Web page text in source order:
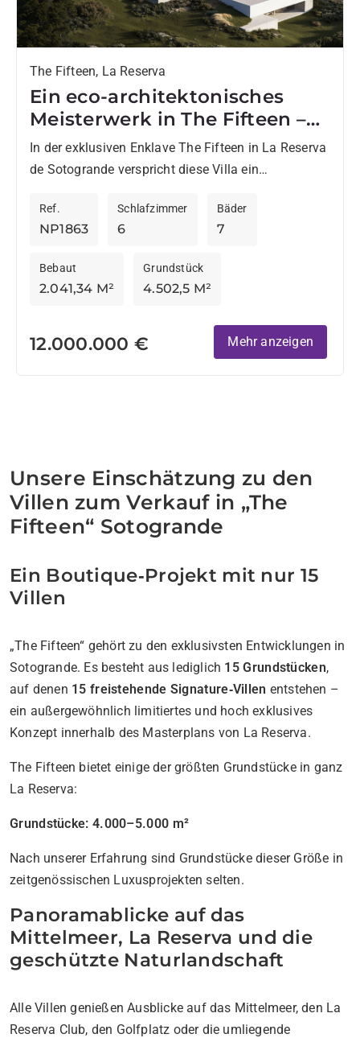
The Fifteen, La Reserva
Ein eco-architektonisches
Meisterwerk in The Fifteen –
La Reserva de Sotogrande
In der exklusiven Enklave The Fifteen in La Reserva
de Sotogrande verspricht diese Villa ein
der Costa del...
NP1863
Ref.
6
Schlafzimmer
7
Bäder
2.041,34 M²
Bebaut
4.502,5 M²
Grundstück
12.000.000 € Mehr anzeigen
Unsere Einschätzung zu den
Villen zum Verkauf in „The
Fifteen“ Sotogrande
Ein Boutique‑Projekt mit nur 15
Villen
„The Fifteen“ gehört zu den exklusivsten Entwicklungen in
Sotogrande. Es besteht aus lediglich 15 Grundstücken,
auf denen 15 freistehende Signature‑Villen entstehen –
ein außergewöhnlich limitiertes und hoch exklusives
Konzept innerhalb des Masterplans von La Reserva.
The Fifteen bietet einige der größten Grundstücke in ganz
La Reserva:
Grundstücke: 4.000–5.000 m²
Nach unserer Erfahrung sind Grundstücke dieser Größe in
zeitgenössischen Luxusprojekten selten.
Panoramablicke auf das
Mittelmeer, La Reserva und die
geschützte Naturlandschaft
Alle Villen genießen Ausblicke auf das Mittelmeer, den La
Reserva Club, den Golfplatz oder die umliegende